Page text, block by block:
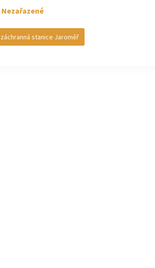
Nezařazené
záchranná stanice Jaroměř